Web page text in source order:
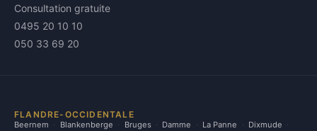
Consultation gratuite
0495 20 10 10
050 33 69 20
FLANDRE-OCCIDENTALE
Beernem Blankenberge Bruges Damme La Panne
Dixmude